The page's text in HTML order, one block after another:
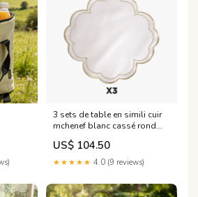
3 sets de table en simili cuir
mchenef blanc cassé rond
41cm Plateaux en plastique
US$ 104.50
★★★★★ 4.0 (9 reviews)